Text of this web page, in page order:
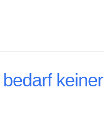
keiner